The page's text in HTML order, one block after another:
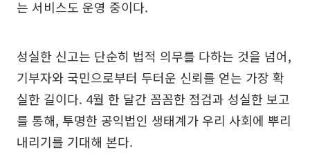
는 서비스도 운영 중이다.
성실한 신고는 단순히 법적 의무를 다하는 것을 넘어,
기부자와 국민으로부터 두터운 신뢰를 얻는 가장 확
실한 길이다. 4월 한 달간 꼼꼼한 점검과 성실한 보고
를 통해, 투명한 공익법인 생태계가 우리 사회에 뿌리
내리기를 기대해 본다.